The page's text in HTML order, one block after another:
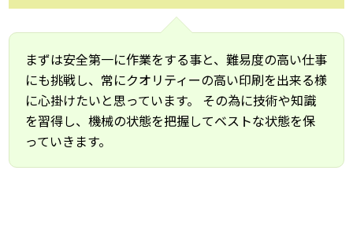
まずは安全第一に作業をする事と、難易度の高い仕事
にも挑戦し、常にクオリティーの高い印刷を出来る様
に心掛けたいと思っています。 その為に技術や知識
を習得し、機械の状態を把握してベストな状態を保
っていきます。